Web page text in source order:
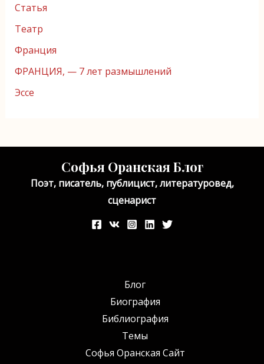
Статья
Театр
Франция
ФРАНЦИЯ, — 7 лет размышлений
Эссе
Софья Оранская Блог
Поэт, писатель, публицист, литературовед,
сценарист
Блог
Биография
Библиография
Темы
Софья Оранская Сайт